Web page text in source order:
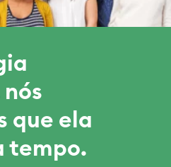
que ela
tempo.